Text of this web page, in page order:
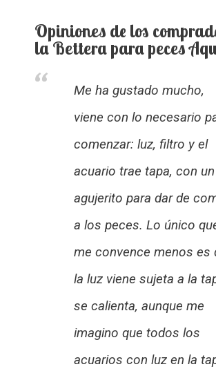
Opiniones de los
la Bettera para peces
Me ha gustado mucho,
viene con lo necesario
comenzar: luz, filtro y el
acuario trae tapa, con un
agujerito para dar de
a los peces. Lo único
me convence menos es
la luz viene sujeta a la
se calienta, aunque me
imagino que todos los
acuarios con luz en la